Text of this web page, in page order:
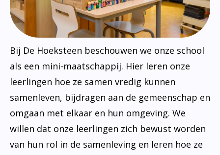
Bij De Hoeksteen beschouwen we onze school
als een mini-maatschappij. Hier leren onze
leerlingen hoe ze samen vredig kunnen
samenleven, bijdragen aan de gemeenschap en
omgaan met elkaar en hun omgeving. We
willen dat onze leerlingen zich bewust worden
van hun rol in de samenleving en leren hoe ze